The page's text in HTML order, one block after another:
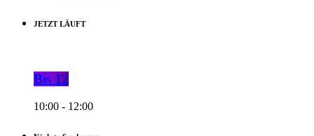
JETZT LÄUFT
Bis 12
10:00 - 12:00